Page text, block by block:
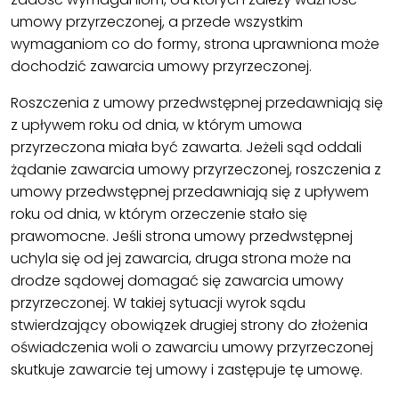
umowy przyrzeczonej, a przede wszystkim
wymaganiom co do formy, strona uprawniona może
dochodzić zawarcia umowy przyrzeczonej.
Roszczenia z umowy przedwstępnej przedawniają się
z upływem roku od dnia, w którym umowa
przyrzeczona miała być zawarta. Jeżeli sąd oddali
żądanie zawarcia umowy przyrzeczonej, roszczenia z
umowy przedwstępnej przedawniają się z upływem
roku od dnia, w którym orzeczenie stało się
prawomocne. Jeśli strona umowy przedwstępnej
uchyla się od jej zawarcia, druga strona może na
drodze sądowej domagać się zawarcia umowy
przyrzeczonej. W takiej sytuacji wyrok sądu
stwierdzający obowiązek drugiej strony do złożenia
oświadczenia woli o zawarciu umowy przyrzeczonej
skutkuje zawarcie tej umowy i zastępuje tę umowę.